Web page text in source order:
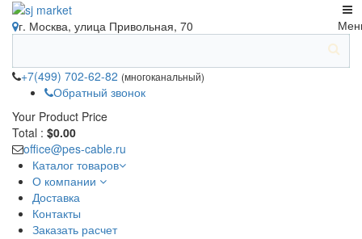
г. Москва, улица Привольная, 70
+7(499) 702-62-82 (многоканальный)
Обратный звонок
Your Product Price
Total : $0.00
office@pes-cable.ru
Каталог товаров
О компании
Доставка
Контакты
Заказать расчет